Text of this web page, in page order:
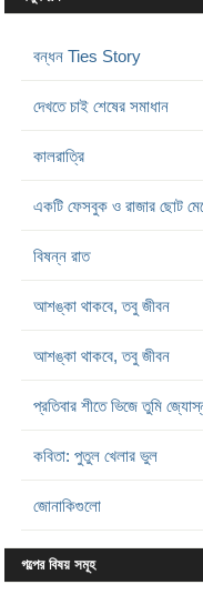
বন্ধন Ties Story
দেখতে চাই শেষের সমাধান
কালরাত্রি
একটি ফেসবুক ও রাজার ছোট
বিষন্ন রাত
আশঙ্কা থাকবে, তবু জীবন
আশঙ্কা থাকবে, তবু জীবন
প্রতিবার শীতে ভিজে তুমি
কবিতা: পুতুল খেলার ভুল
জোনাকিগুলো
গল্পের বিষয় সমূহ